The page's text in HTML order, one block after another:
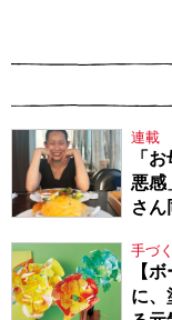
連載
「
悪感
さん
手づ
【
に、